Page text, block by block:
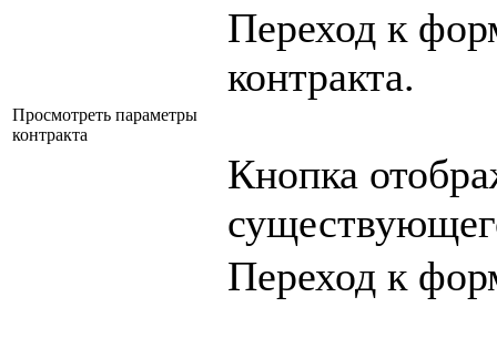
Просмотреть параметры
контракта
Переход к
контракта.
Кнопка
Переход к